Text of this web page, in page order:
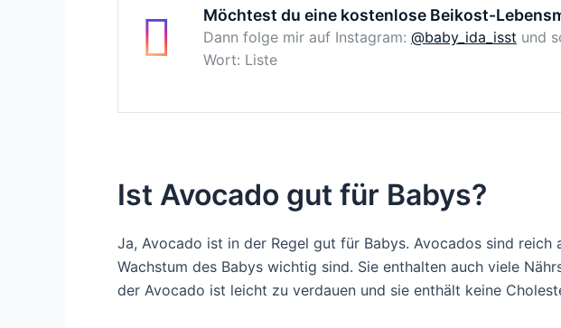
Möchtest du eine kostenlose Beikost-
Dann folge mir auf Instagram: @baby_ida_isst und
Wort: Liste
Ist Avocado gut für Babys?
Ja, Avocado ist in der Regel gut für Babys. Avocados sind
Wachstum des Babys wichtig sind. Sie enthalten auch viele
der Avocado ist leicht zu verdauen und sie enthält keine